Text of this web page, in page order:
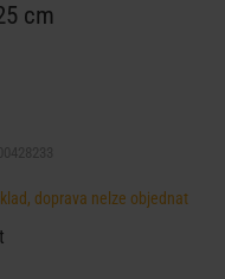
cm
doprava nelze objednat